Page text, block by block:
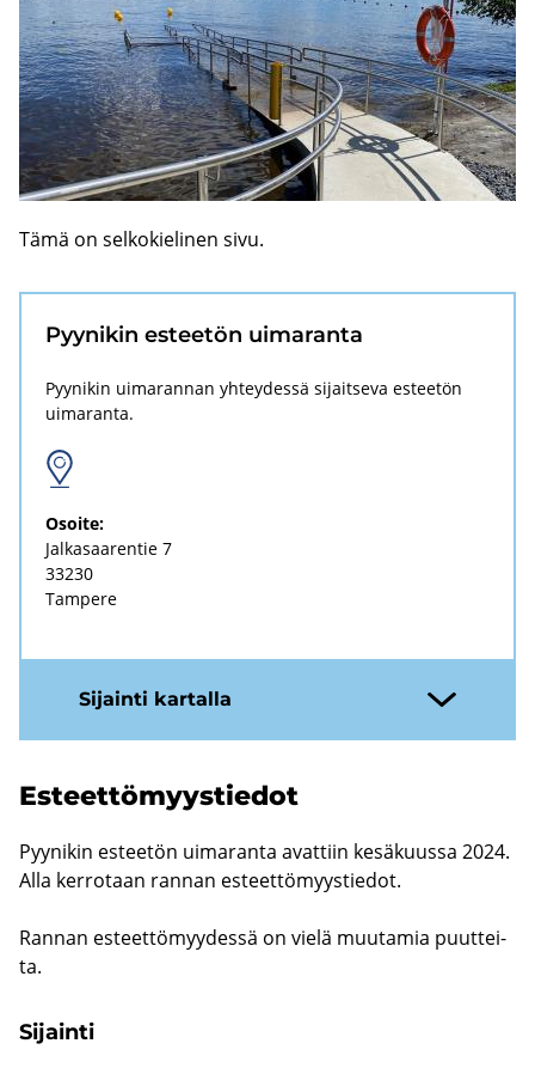
Tämä on sel­ko­kie­li­nen sivu.
Pyy­ni­kin es­tee­tön ui­ma­ran­ta
Pyynikin uimarannan yhteydessä sijaitseva esteetön
uimaranta.
Osoi­te:
Jal­ka­saa­ren­tie 7
33230
Tam­pe­re
Si­jain­ti kar­tal­la
Es­teet­tö­myys­tie­dot
Pyy­ni­kin es­tee­tön ui­ma­ran­ta avat­tiin ke­sä­kuus­sa 2024.
Alla ker­ro­taan ran­nan es­teet­tö­myys­tie­dot.
Ran­nan es­teet­tö­myy­des­sä on vielä muu­ta­mia puut­tei­
ta.
Si­jain­ti